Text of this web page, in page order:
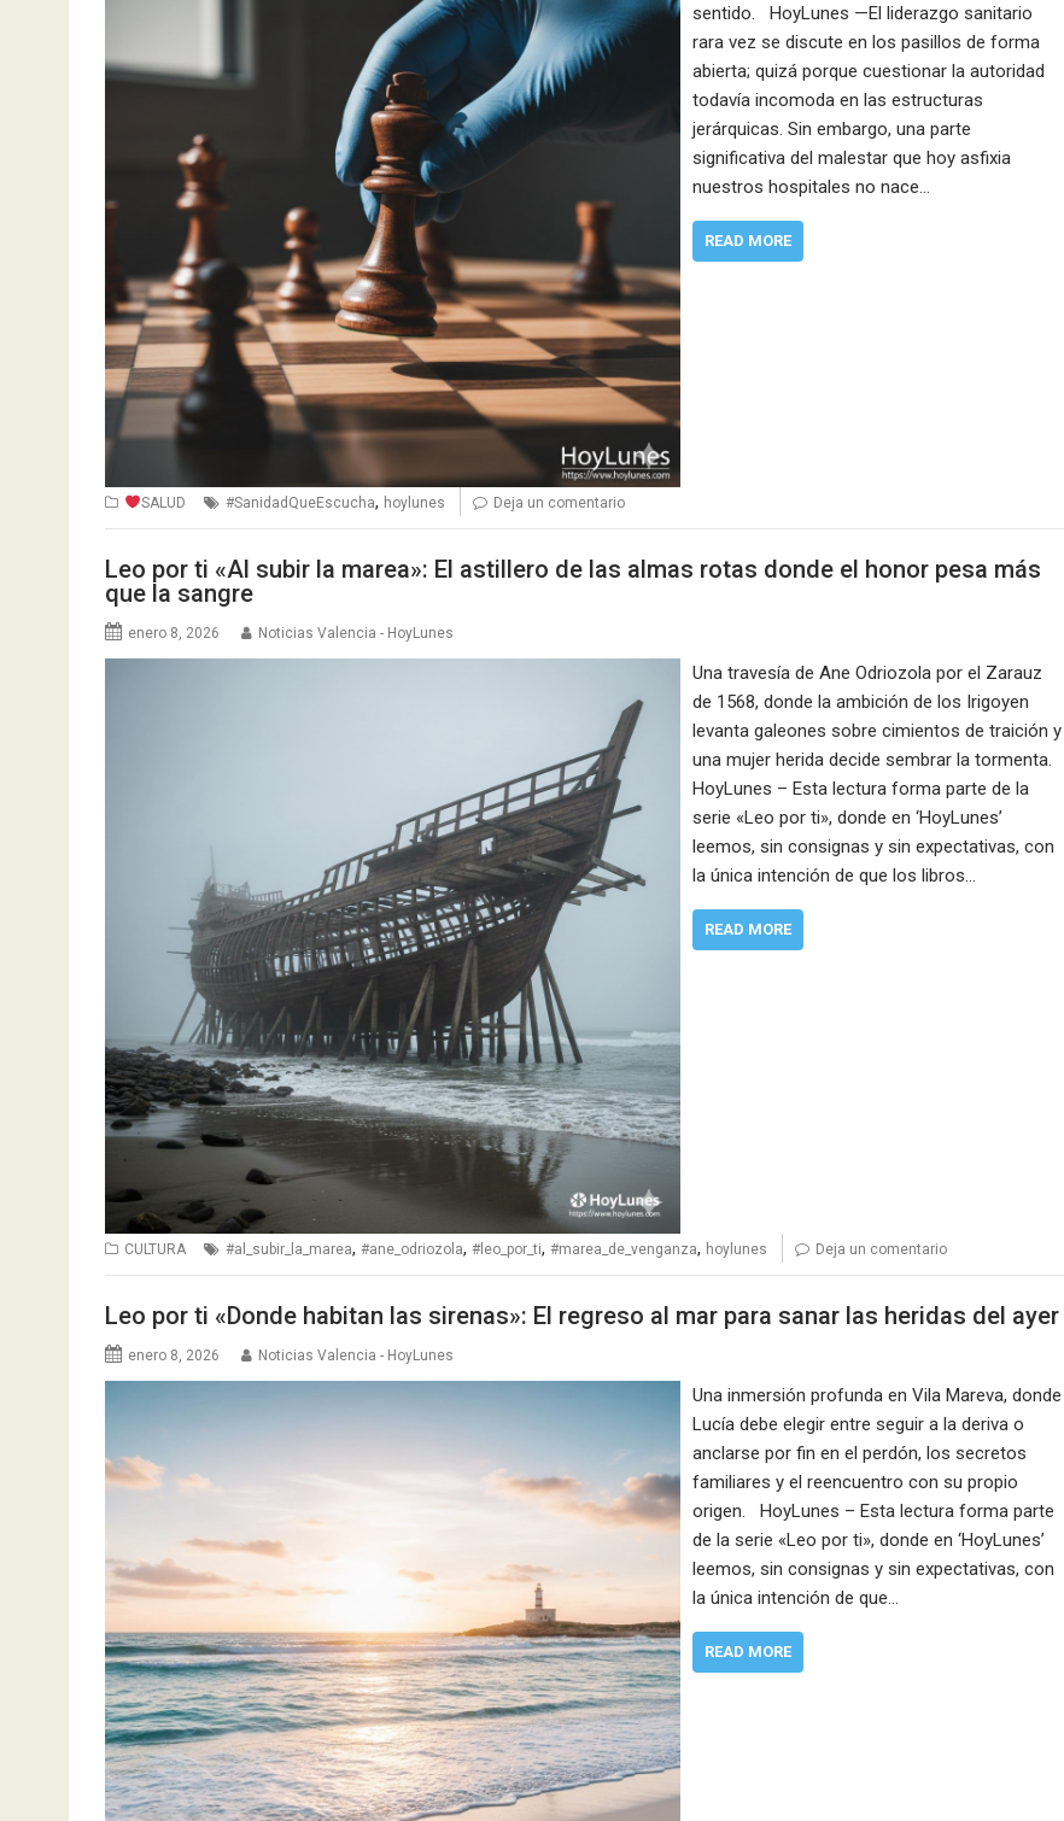
sentido. HoyLunes —El liderazgo sanitario
rara vez se discute en los pasillos de forma
abierta; quizá porque cuestionar la autoridad
todavía incomoda en las estructuras
jerárquicas. Sin embargo, una parte
significativa del malestar que hoy asfixia
nuestros hospitales no nace…
READ MORE
SALUD #SanidadQueEscucha, hoylunes Deja un comentario
Leo por ti «Al subir la marea»: El astillero de las almas rotas donde el honor pesa más
que la sangre
enero 8, 2026 Noticias Valencia - HoyLunes
Una travesía de Ane Odriozola por el Zarauz
de 1568, donde la ambición de los Irigoyen
levanta galeones sobre cimientos de traición y
una mujer herida decide sembrar la tormenta.
HoyLunes – Esta lectura forma parte de la
serie «Leo por ti», donde en ‘HoyLunes’
leemos, sin consignas y sin expectativas, con
la única intención de que los libros…
READ MORE
CULTURA #al_subir_la_marea, #ane_odriozola, #leo_por_ti, #marea_de_venganza, hoylunes Deja un comentario
Leo por ti «Donde habitan las sirenas»: El regreso al mar para sanar las heridas del ayer
enero 8, 2026 Noticias Valencia - HoyLunes
Una inmersión profunda en Vila Mareva, donde
Lucía debe elegir entre seguir a la deriva o
anclarse por fin en el perdón, los secretos
familiares y el reencuentro con su propio
origen. HoyLunes – Esta lectura forma parte
de la serie «Leo por ti», donde en ‘HoyLunes’
leemos, sin consignas y sin expectativas, con
la única intención de que…
READ MORE